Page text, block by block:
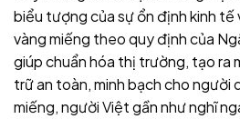
biểu tượng của sự ổn định kinh tế
vàng miếng theo quy định của
giúp chuẩn hóa thị trường, tạo ra
trữ an toàn, minh bạch cho người
miếng, người Việt gần như nghĩ